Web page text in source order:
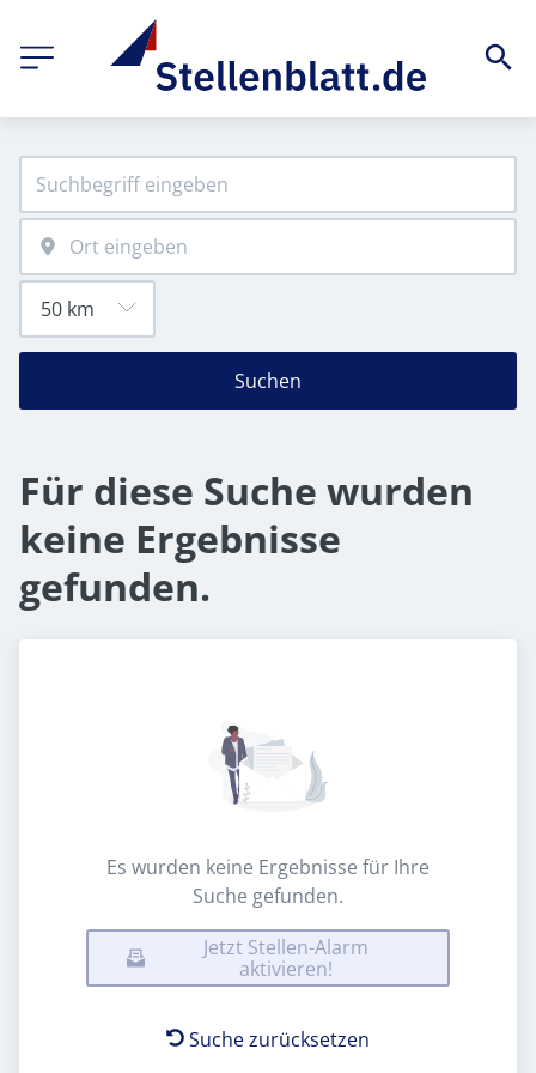
Suchen
Für diese Suche wurden
keine Ergebnisse
gefunden.
Es wurden keine Ergebnisse für Ihre
Suche gefunden.
Jetzt Stellen-Alarm
aktivieren!
Suche zurücksetzen